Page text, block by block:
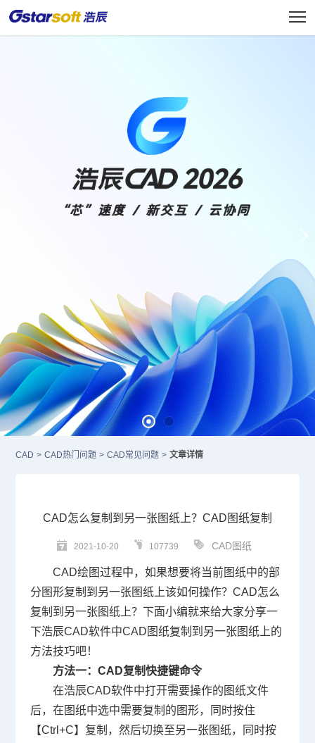
CAD > CAD热门问题 > CAD常见问题 > 文章详情
CAD怎么复制到另一张图纸上？CAD图纸复制
2021-10-20 107739 CAD图纸
CAD绘图过程中，如果想要将当前图纸中的部
分图形复制到另一张图纸上该如何操作？ CAD怎么
复制到另一张图纸上？下面小编就来给大家分享一
下浩辰CAD软件中CAD图纸复制到另一张图纸上的
方法技巧吧！
方法一： CAD复制快捷键命令
在浩辰CAD软件中打开需要操作的图纸文件
后，在图纸中选中需要复制的图形，同时按住
【Ctrl+C】复制，然后切换至另一张图纸，同时按